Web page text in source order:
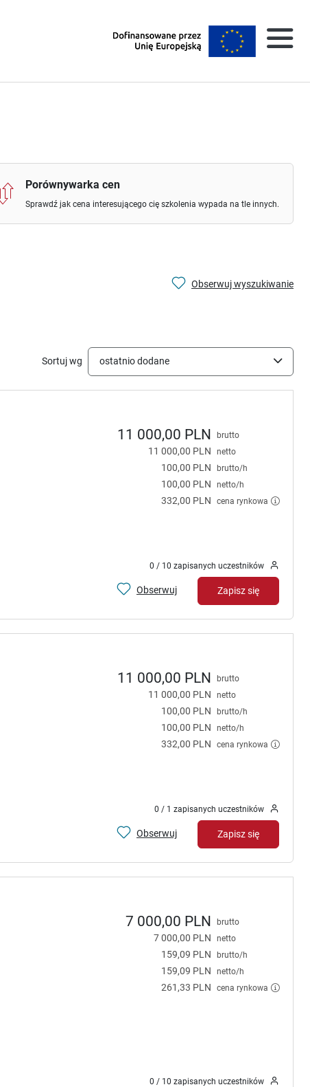
Porównywarka cen
Sprawdź jak cena interesującego cię szkolenia wypada na tle innych.
Obserwuj wyszukiwanie
Sortuj wg ostatnio dodane
11 000,00 PLN brutto
11 000,00 PLN netto
100,00 PLN brutto/h
100,00 PLN netto/h
332,00 PLN cena rynkowa
0 / 10 zapisanych uczestników
Obserwuj Zapisz się
11 000,00 PLN brutto
11 000,00 PLN netto
100,00 PLN brutto/h
100,00 PLN netto/h
332,00 PLN cena rynkowa
0 / 1 zapisanych uczestników
Obserwuj Zapisz się
7 000,00 PLN brutto
7 000,00 PLN netto
159,09 PLN brutto/h
159,09 PLN netto/h
261,33 PLN cena rynkowa
0 / 10 zapisanych uczestników